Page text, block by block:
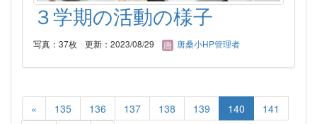
３学期の活動の様子
写真：37枚 更新：2023/08/29 唐桑小HP管理者
« 135 136 137 138 139 140
141